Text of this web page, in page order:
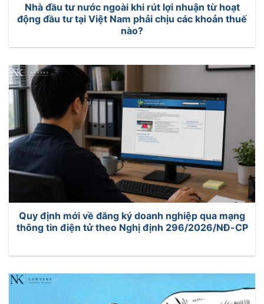
Nhà đầu tư nước ngoài khi rút lợi nhuận từ hoạt
động đầu tư tại Việt Nam phải chịu các khoản thuế
nào?
Quy định mới về đăng ký doanh nghiệp qua mạng
thông tin điện tử theo Nghị định 296/2026/NĐ-CP